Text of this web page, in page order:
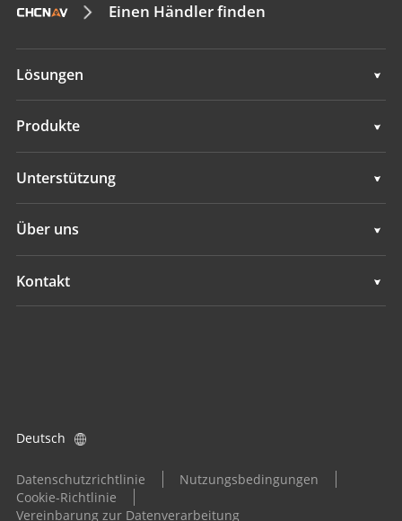
Einen Händler finden
Lösungen
Lösungen
Produkte
Automatische Lenkungssysteme
Bodennivellierungssysteme
Unterstützung
Über uns
Übersicht
Kontakt
Datenschutzrichtlinie
Nutzungsbedingungen
Cookie-Richtlinie
Vereinbarung zur Datenverarbeitung
Deutsch